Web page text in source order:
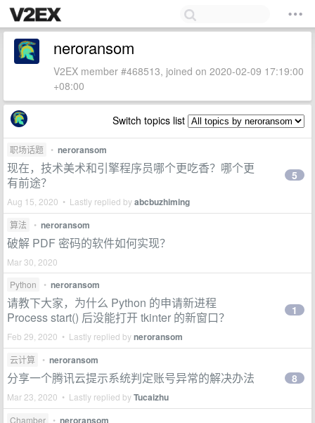
neroransom
V2EX member #468513, joined on 2020-02-09 17:19:00
+08:00
Switch topics list
职场话题 • neroransom
现在，技术美术和引擎程序员哪个更吃香？哪个更
有前途？
Aug 15, 2020 • Lastly replied byabcbuzhiming
5
算法 • neroransom
破解 PDF 密码的软件如何实现？
Mar 30, 2020
Python
• neroransom
请教下大家，为什么 Python 的申请新进程
Process start() 后没能打开 tkinter 的新窗口？
Feb 29, 2020 • Lastly replied byneroransom
1
云计算 • neroransom
分享一个腾讯云提示系统判定账号异常的解决办法
Mar 23, 2020 • Lastly replied byTucaizhu
8
Chamber • neroransom